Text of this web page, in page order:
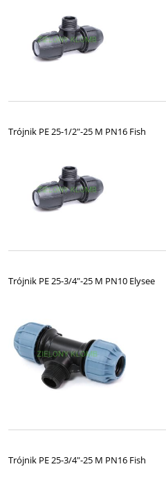
Trójnik PE 25-1/2"-25 M PN16 Fish
Trójnik PE 25-3/4"-25 M PN10 Elysee
Trójnik PE 25-3/4"-25 M PN16 Fish